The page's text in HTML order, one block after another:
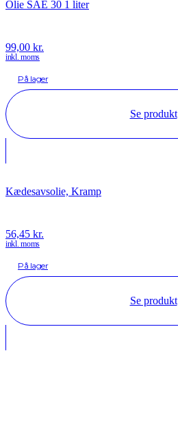
Olie SAE 30 1 liter
99,00 kr.
inkl. moms
På lager
Se produkt
Kædesavsolie, Kramp
56,45 kr.
inkl. moms
På lager
Se produkt